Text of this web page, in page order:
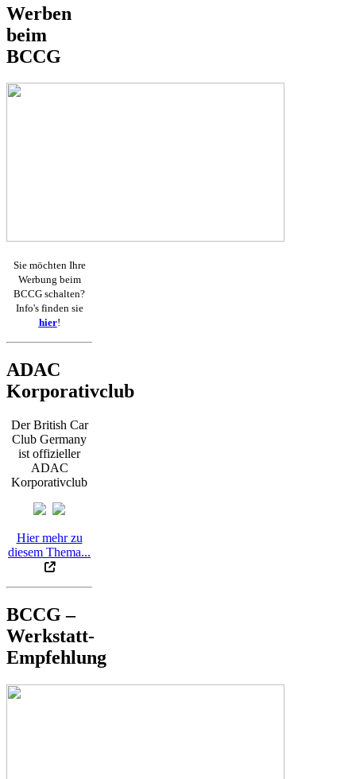
Werben
beim
BCCG
Sie möchten Ihre
Werbung beim
BCCG schalten?
Info's finden sie
hier!
ADAC
Korporativclub
Der British Car
Club Germany
ist offizieller
ADAC
Korporativclub
Hier mehr zu
diesem Thema...
BCCG –
Werkstatt-
Empfehlung